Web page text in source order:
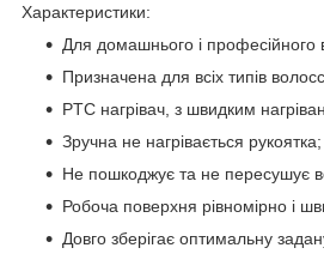
Характеристики:
Для домашнього і професійного
Призначена для всіх типів
PTC нагрівач, з швидким
Зручна не нагрівається рукоятка;
Не пошкоджує та не пересушує
Робоча поверхня рівномірно і
Довго зберігає оптимальну